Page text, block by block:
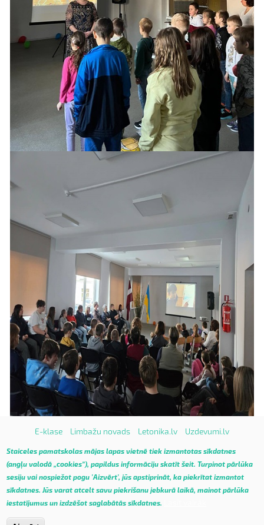
E-klase Limbažu novads Letonika.lv
Uzdevumi.lv
Vietnes karte
Staiceles pamatskolas mājas lapas vietnē tiek izmantotas sīkdatnes
(angļu valodā „cookies”), papildus informāciju skatītšeit. Turpinot pārlūka
sesiju vai nospiežot pogu 'Aizvērt', jūs apstiprināt, ka piekrītat izmantot
sīkdatnes. Jūs varat atcelt savu piekrišanu jebkurā laikā, mainot pārlūka
iestatījumus un izdzēšot saglabātās sīkdatnes.